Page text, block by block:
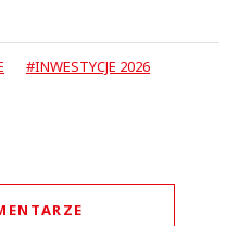
#INWESTYCJE 2026